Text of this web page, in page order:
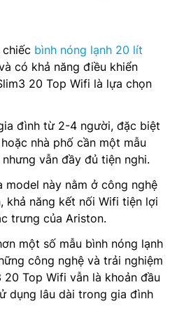
bình nóng lạnh 20 lít
có khả năng điều khiển
20 Top Wifi là lựa chọn
đình từ 2-4 người, đặc biệt
nhà phố cần một mẫu
vẫn đầy đủ tiện nghi.
model này nằm ở công nghệ
khả năng kết nối Wifi tiện lợi
trưng của Ariston.
một số mẫu bình nóng lạnh
công nghệ và trải nghiệm
20 Top Wifi vẫn là khoản đầu
dụng lâu dài trong gia đình